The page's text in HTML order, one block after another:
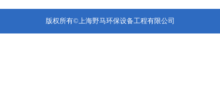
版权所有©上海野马环保设备工程有限公司